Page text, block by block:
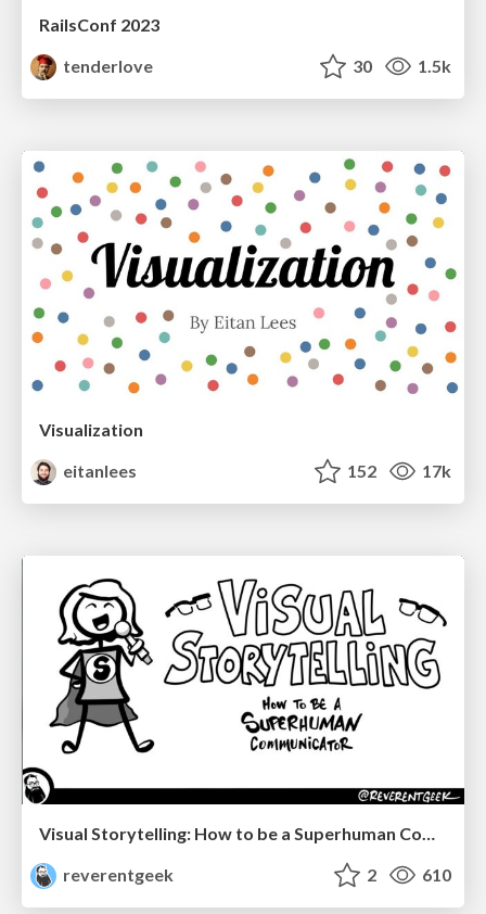
RailsConf 2023
tenderlove
30 1.5k
Visualization
eitanlees
152 17k
Visual Storytelling: How to be a Superhuman Communicator
reverentgeek
2 610